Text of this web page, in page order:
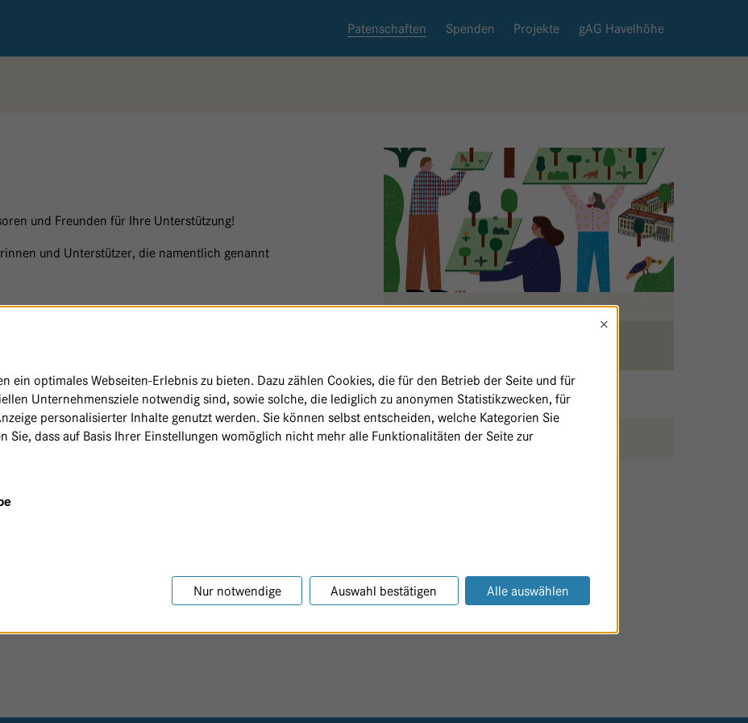
Patenschaften Spenden Projekte gAG Havelhöhe
und Freunden für Ihre Unterstützung!
und Unterstützer, die namentlich genannt
23
SEITE AUSDRUCKEN / TEILEN
×
ein optimales Webseiten-Erlebnis zu bieten. Dazu zählen Cookies, die für den Betrieb der Seite und für
Unternehmensziele notwendig sind, sowie solche, die lediglich zu anonymen Statistikzwecken, für
personalisierter Inhalte genutzt werden. Sie können selbst entscheiden, welche Kategorien Sie
Sie, dass auf Basis Ihrer Einstellungen womöglich nicht mehr alle Funktionalitäten der Seite zur
Nur notwendige Auswahl bestätigen Alle auswählen